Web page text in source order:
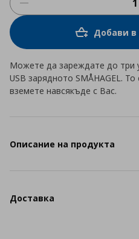
Добави
Можете да зареждате до три
USB зарядното SMÅHAGEL.
вземете навсякъде с Вас.
Описание на продукта
Доставка